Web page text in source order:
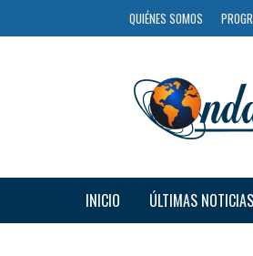
QUIÉNES SOMOS
INICIO ÚLTIMAS NOTICIAS